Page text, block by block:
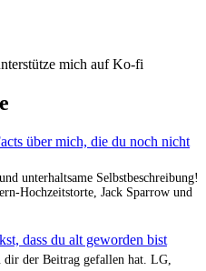
mich auf Ko-fi
über mich, die du noch nicht
unterhaltsame Selbstbeschreibung!
Hochzeitstorte, Jack Sparrow und
dass du alt geworden bist
der Beitrag gefallen hat. LG,